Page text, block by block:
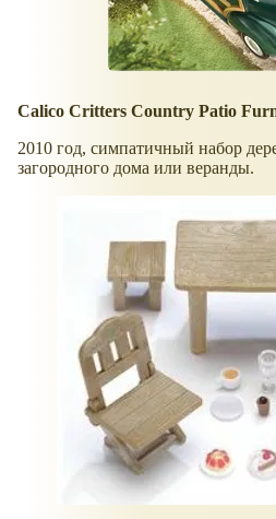
Calico Critters Country Patio
2010 год, симпатичный набор
загородного дома или веранды.